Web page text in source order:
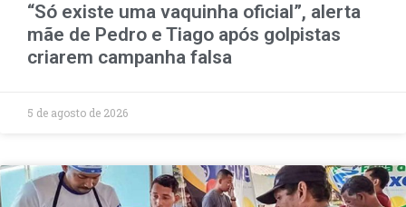
“Só existe uma vaquinha oficial”, alerta
mãe de Pedro e Tiago após golpistas
criarem campanha falsa
5 de agosto de 2026